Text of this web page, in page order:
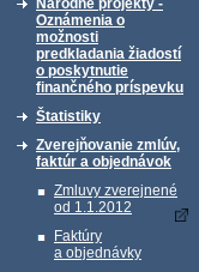
Národné projekty -
Oznámenia o
možnosti
predkladania žiadostí
o poskytnutie
finančného príspevku
Štatistiky
Zverejňovanie zmlúv,
faktúr a objednávok
Zmluvy zverejnené
od 1.1.2012
Faktúry
a objednávky